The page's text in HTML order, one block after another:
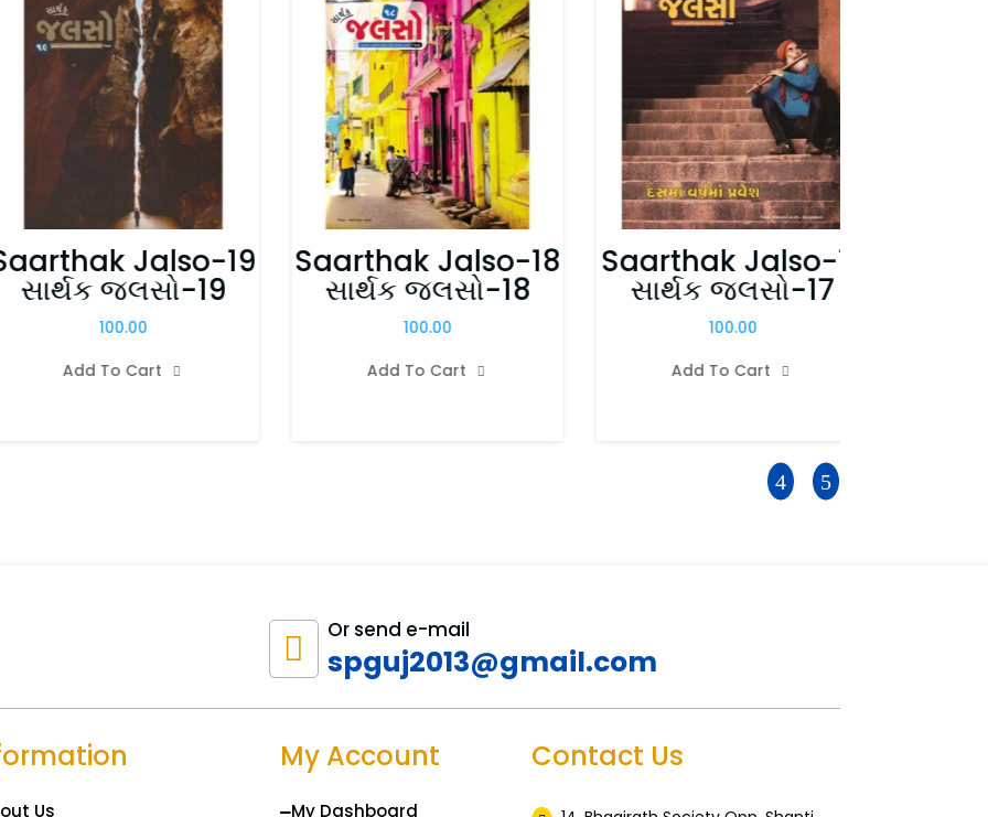
Jalso-19
સાર્થક જલસો-19
100.00
Add To Cart

Saarthak Jalso-18
સાર્થક જલસો-18
100.00
Add To Cart

Saarthak Jalso-17
સાર્થક જલસો-17
100.00
Add To Cart

 Or send e-mail
spguj2013@gmail.com
Us
My Account
My Dashboard
Contact Us